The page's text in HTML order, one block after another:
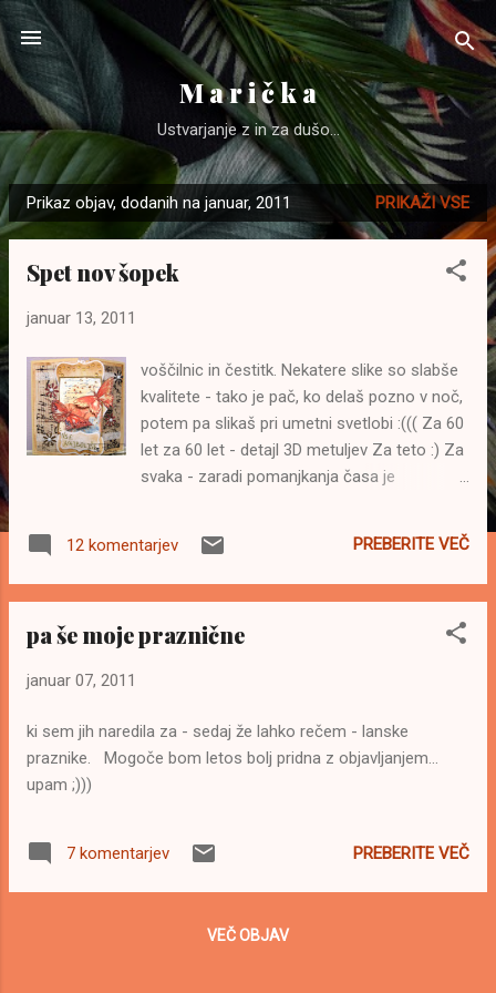
Preskoči na glavno vsebino
M a r i č k a
Ustvarjanje z in za dušo...
O
b
Prikaz objav, dodanih na januar, 2011 PRIKAŽI VSE
Spet nov šopek
januar 13, 2011
voščilnic in čestitk. Nekatere slike so slabše
kvalitete - tako je pač, ko delaš pozno v noč,
potem pa slikaš pri umetni svetlobi :((( Za 60
let za 60 let - detajl 3D metuljev Za teto :) Za
svaka - zaradi pomanjkanja časa je
da je voščilnica "bolj polna" Detajl notranjosti
Načrt za izdelavo pop-up voščilnice sem
našla tukaj Za zlato poroko (servetna
polperle) Z izjemo ene, so vse svežega
12 komentarjev PREBERITE VEČ
pa še moje praznične
januar 07, 2011
ki sem jih naredila za - sedaj že lahko rečem - lanske
praznike. Mogoče bom letos bolj pridna z objavljanjem...
upam ;)))
7 komentarjev PREBERITE VEČ
VEČ OBJAV